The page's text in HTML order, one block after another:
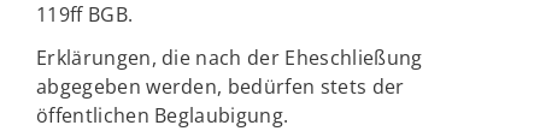
119ff BGB.
Erklärungen, die nach der Eheschließung
abgegeben werden, bedürfen stets der
öffentlichen Beglaubigung.